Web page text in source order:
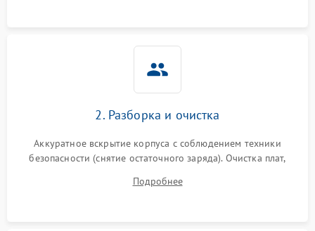
2. Разборка и очистка
Аккуратное вскрытие корпуса с соблюдением техники
безопасности (снятие остаточного заряда). Очистка плат,
и кистей для предотвращения перегрева и замыканий.
Подробнее